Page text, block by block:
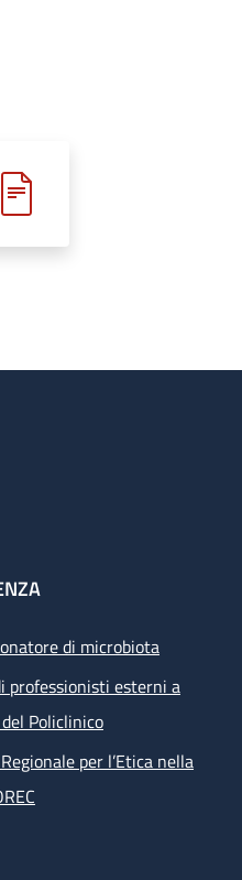
di microbiota
professionisti esterni a
Policlinico
per l’Etica nella